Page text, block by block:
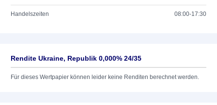
Handelszeiten 08:00-17:30
Rendite Ukraine, Republik 0,000% 24/35
Für dieses Wertpapier können leider keine Renditen berechnet werden.